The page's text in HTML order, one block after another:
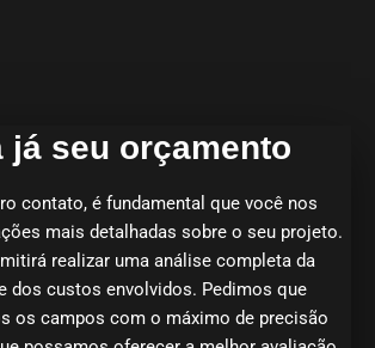
confia recomenda!
já seu orçamento
contato, é fundamental que você nos
mais detalhadas sobre o seu projeto.
realizar uma análise completa da
dos custos envolvidos. Pedimos que
os campos com o máximo de precisão